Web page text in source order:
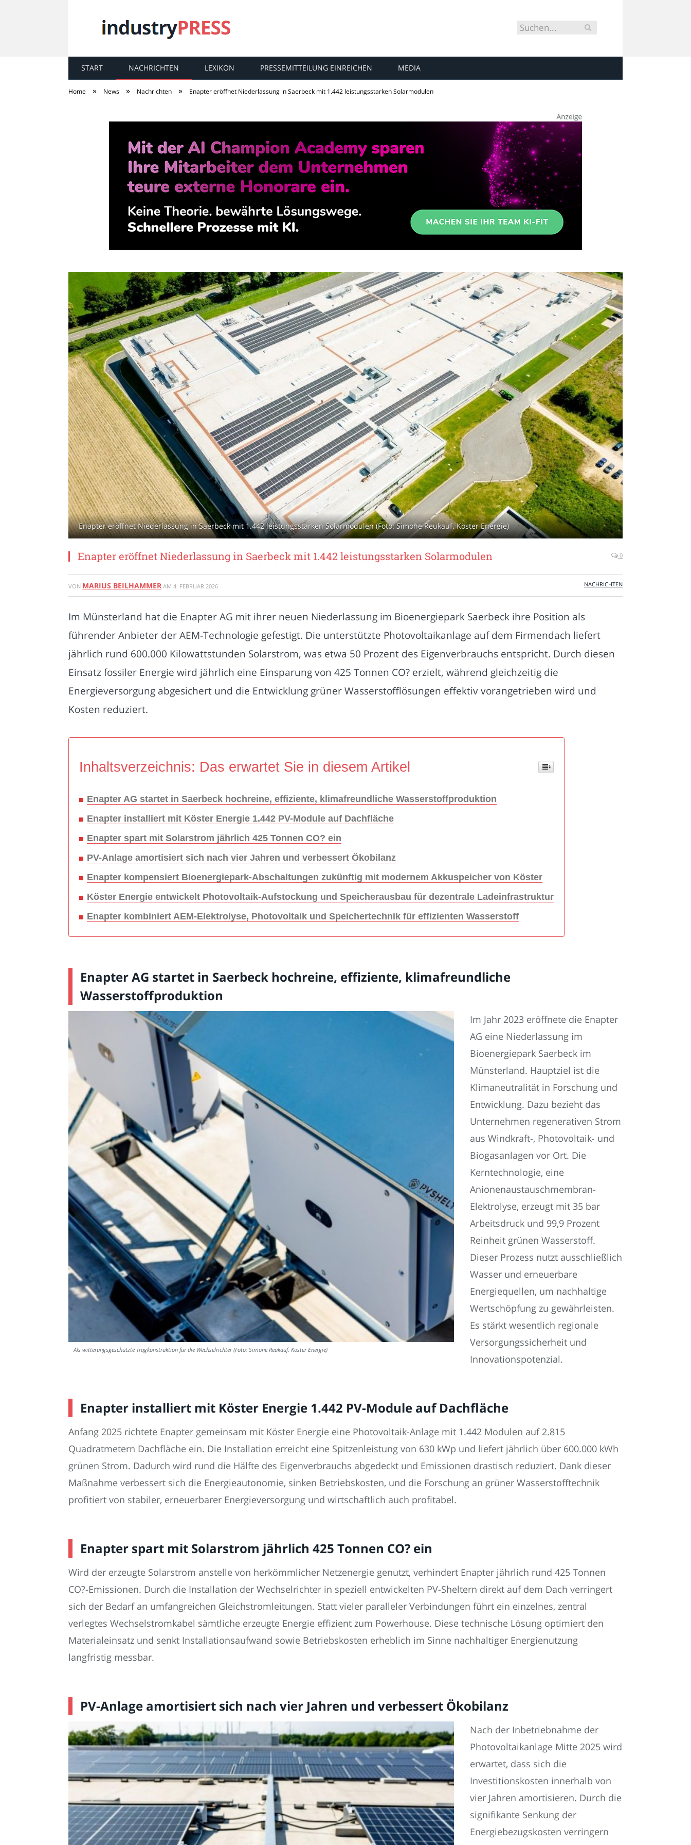
industryPRESS
START NACHRICHTEN LEXIKON PRESSEMITTEILUNG EINREICHEN MEDIA
Home » News » Nachrichten » Enapter eröffnet Niederlassung in Saerbeck mit 1.442 leistungsstarken Solarmodulen
Enapter eröffnet Niederlassung in Saerbeck mit 1.442 leistungsstarken Solarmodulen (Foto: Simone Reukauf. Köster Energie)
Enapter eröffnet Niederlassung in Saerbeck mit 1.442 leistungsstarken Solarmodulen 0
VON MARIUS BEILHAMMER AM 4. FEBRUAR 2026 NACHRICHTEN
Im Münsterland hat die Enapter AG mit ihrer neuen Niederlassung im Bioenergiepark Saerbeck ihre Position als
führender Anbieter der AEM-Technologie gefestigt. Die unterstützte Photovoltaikanlage auf dem Firmendach liefert
jährlich rund 600.000 Kilowattstunden Solarstrom, was etwa 50 Prozent des Eigenverbrauchs entspricht. Durch diesen
Einsatz fossiler Energie wird jährlich eine Einsparung von 425 Tonnen CO? erzielt, während gleichzeitig die
Energieversorgung abgesichert und die Entwicklung grüner Wasserstofflösungen effektiv vorangetrieben wird und
Kosten reduziert.
Inhaltsverzeichnis: Das erwartet Sie in diesem Artikel
Enapter AG startet in Saerbeck hochreine, effiziente, klimafreundliche Wasserstoffproduktion
Enapter installiert mit Köster Energie 1.442 PV-Module auf Dachfläche
Enapter spart mit Solarstrom jährlich 425 Tonnen CO? ein
PV-Anlage amortisiert sich nach vier Jahren und verbessert Ökobilanz
Enapter kompensiert Bioenergiepark-Abschaltungen zukünftig mit modernem Akkuspeicher von Köster
Köster Energie entwickelt Photovoltaik-Aufstockung und Speicherausbau für dezentrale Ladeinfrastruktur
Enapter kombiniert AEM-Elektrolyse, Photovoltaik und Speichertechnik für effizienten Wasserstoff
Enapter AG startet in Saerbeck hochreine, effiziente, klimafreundliche
Wasserstoffproduktion
Als witterungsgeschützte Tragkonstruktion für die Wechselrichter (Foto: Simone Reukauf. Köster Energie)
Im Jahr 2023 eröffnete die Enapter
AG eine Niederlassung im
Bioenergiepark Saerbeck im
Münsterland. Hauptziel ist die
Klimaneutralität in Forschung und
Entwicklung. Dazu bezieht das
Unternehmen regenerativen Strom
aus Windkraft-, Photovoltaik- und
Biogasanlagen vor Ort. Die
Kerntechnologie, eine
Anionenaustauschmembran-
Elektrolyse, erzeugt mit 35 bar
Arbeitsdruck und 99,9 Prozent
Reinheit grünen Wasserstoff.
Dieser Prozess nutzt ausschließlich
Wasser und erneuerbare
Energiequellen, um nachhaltige
Wertschöpfung zu gewährleisten.
Es stärkt wesentlich regionale
Versorgungssicherheit und
Innovationspotenzial.
Enapter installiert mit Köster Energie 1.442 PV-Module auf Dachfläche
Anfang 2025 richtete Enapter gemeinsam mit Köster Energie eine Photovoltaik-Anlage mit 1.442 Modulen auf 2.815
Quadratmetern Dachfläche ein. Die Installation erreicht eine Spitzenleistung von 630 kWp und liefert jährlich über 600.000 kWh
grünen Strom. Dadurch wird rund die Hälfte des Eigenverbrauchs abgedeckt und Emissionen drastisch reduziert. Dank dieser
Maßnahme verbessert sich die Energieautonomie, sinken Betriebskosten, und die Forschung an grüner Wasserstofftechnik
profitiert von stabiler, erneuerbarer Energieversorgung und wirtschaftlich auch profitabel.
Enapter spart mit Solarstrom jährlich 425 Tonnen CO? ein
Wird der erzeugte Solarstrom anstelle von herkömmlicher Netzenergie genutzt, verhindert Enapter jährlich rund 425 Tonnen
CO?-Emissionen. Durch die Installation der Wechselrichter in speziell entwickelten PV-Sheltern direkt auf dem Dach verringert
sich der Bedarf an umfangreichen Gleichstromleitungen. Statt vieler paralleler Verbindungen führt ein einzelnes, zentral
verlegtes Wechselstromkabel sämtliche erzeugte Energie effizient zum Powerhouse. Diese technische Lösung optimiert den
Materialeinsatz und senkt Installationsaufwand sowie Betriebskosten erheblich im Sinne nachhaltiger Energienutzung
langfristig messbar.
PV-Anlage amortisiert sich nach vier Jahren und verbessert Ökobilanz
Nach der Inbetriebnahme der
Photovoltaikanlage Mitte 2025 wird
erwartet, dass sich die
Investitionskosten innerhalb von
vier Jahren amortisieren. Durch die
signifikante Senkung der
Energiebezugskosten verringern